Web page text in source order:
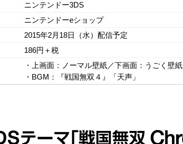
ニンテンドー3DS
ニンテンドーeショップ
2015年2月18日（水）配信予定
186円＋税
・上画面：ノーマル壁紙／下画面：うごく壁紙
・BGM：『戦国無双４』「天声」